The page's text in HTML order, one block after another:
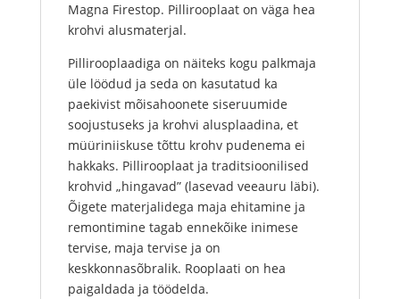
Magna Firestop. Pillirooplaat on väga hea
krohvi alusmaterjal.
Pillirooplaadiga on näiteks kogu palkmaja
üle löödud ja seda on kasutatud ka
paekivist mõisahoonete siseruumide
soojustuseks ja krohvi alusplaadina, et
müüriniiskuse tõttu krohv pudenema ei
hakkaks. Pillirooplaat ja traditsioonilised
krohvid „hingavad” (lasevad veeauru läbi).
Õigete materjalidega maja ehitamine ja
remontimine tagab ennekõike inimese
tervise, maja tervise ja on
keskkonnasõbralik. Rooplaati on hea
paigaldada ja töödelda.